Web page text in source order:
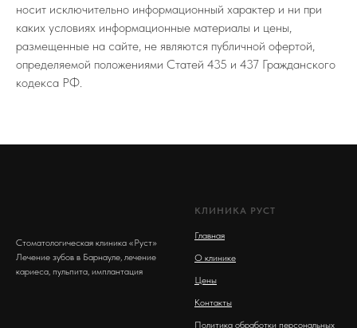
носит исключительно информационный характер и ни при
каких условиях информационные материалы и цены,
размещенные на сайте, не являются публичной офертой,
определяемой положениями Статей 435 и 437 Гражданского
кодекса РФ.
Стоматологическая клиника «Руст»
Лечение зубов в Барнауле, лечение
кариеса, пульпита, имплантация
КЛИНИКА РУСТ
Главная
О клинике
Цены
Контакты
Политика обработки персональных